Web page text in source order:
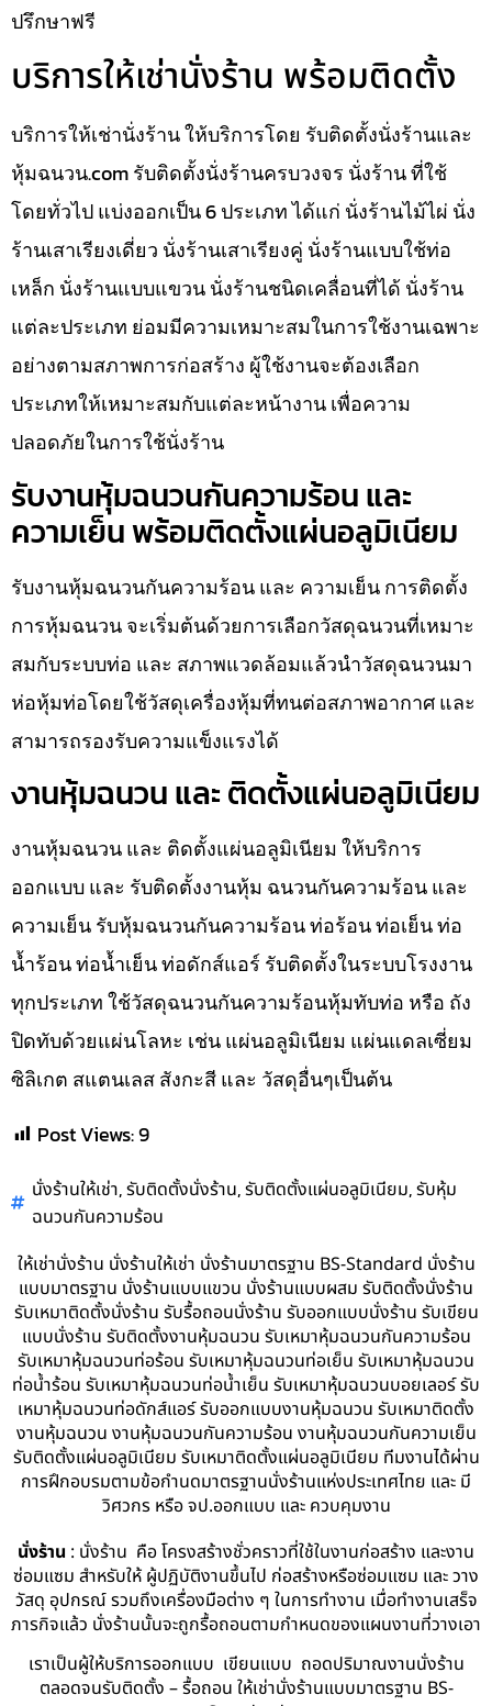
ปรึกษาฟรี
บริการให้เช่านั่งร้าน พร้อมติดตั้ง
บริการให้เช่านั่งร้าน ให้บริการโดย รับติดตั้งนั่งร้านและ
หุ้มฉนวน.com รับติดตั้งนั่งร้านครบวงจร นั่งร้าน ที่ใช้
โดยทั่วไป แบ่งออกเป็น 6 ประเภท ได้แก่ นั่งร้านไม้ไผ่ นั่ง
ร้านเสาเรียงเดี่ยว นั่งร้านเสาเรียงคู่ นั่งร้านแบบใช้ท่อ
เหล็ก นั่งร้านแบบแขวน นั่งร้านชนิดเคลื่อนที่ได้ นั่งร้าน
แต่ละประเภท ย่อมมีความเหมาะสมในการใช้งานเฉพาะ
อย่างตามสภาพการก่อสร้าง ผู้ใช้งานจะต้องเลือก
ประเภทให้เหมาะสมกับแต่ละหน้างาน เพื่อความ
ปลอดภัยในการใช้นั่งร้าน
รับงานหุ้มฉนวนกันความร้อน และ
ความเย็น พร้อมติดตั้งแผ่นอลูมิเนียม
รับงานหุ้มฉนวนกันความร้อน และ ความเย็น การติดตั้ง
การหุ้มฉนวน จะเริ่มต้นด้วยการเลือกวัสดุฉนวนที่เหมาะ
สมกับระบบท่อ และ สภาพแวดล้อมแล้วนำวัสดุฉนวนมา
ห่อหุ้มท่อโดยใช้วัสดุเครื่องหุ้มที่ทนต่อสภาพอากาศ และ
สามารถรองรับความแข็งแรงได้
งานหุ้มฉนวน และ ติดตั้งแผ่นอลูมิเนียม
งานหุ้มฉนวน และ ติดตั้งแผ่นอลูมิเนียม ให้บริการ
ออกแบบ และ รับติดตั้งงานหุ้ม ฉนวนกันความร้อน และ
ความเย็น รับหุ้มฉนวนกันความร้อน ท่อร้อน ท่อเย็น ท่อ
น้ำร้อน ท่อน้ำเย็น ท่อดักส์แอร์ รับติดตั้งในระบบโรงงาน
ทุกประเภท ใช้วัสดุฉนวนกันความร้อนหุ้มทับท่อ หรือ ถัง
ปิดทับด้วยแผ่นโลหะ เช่น แผ่นอลูมิเนียม แผ่นแดลเซี่ยม
ซิลิเกต สแตนเลส สังกะสี และ วัสดุอื่นๆเป็นต้น
Post Views:9
นั่งร้านให้เช่า,รับติดตั้งนั่งร้าน,รับติดตั้งแผ่นอลูมิเนียม,รับหุ้ม
ฉนวนกันความร้อน
ให้เช่านั่งร้าน นั่งร้านให้เช่า นั่งร้านมาตรฐาน BS-Standard นั่งร้าน
แบบมาตรฐาน นั่งร้านแบบแขวน นั่งร้านแบบผสม รับติดตั้งนั่งร้าน
รับเหมาติดตั้งนั่งร้าน รับรื้อถอนนั่งร้าน รับออกแบบนั่งร้าน รับเขียน
แบบนั่งร้าน รับติดตั้งงานหุ้มฉนวน รับเหมาหุ้มฉนวนกันความร้อน
รับเหมาหุ้มฉนวนท่อร้อน รับเหมาหุ้มฉนวนท่อเย็น รับเหมาหุ้มฉนวน
ท่อน้ำร้อน รับเหมาหุ้มฉนวนท่อน้ำเย็น รับเหมาหุ้มฉนวนบอยเลอร์ รับ
เหมาหุ้มฉนวนท่อดักส์แอร์ รับออกแบบงานหุ้มฉนวน รับเหมาติดตั้ง
งานหุ้มฉนวน งานหุ้มฉนวนกันความร้อน งานหุ้มฉนวนกันความเย็น
รับติดตั้งแผ่นอลูมิเนียม รับเหมาติดตั้งแผ่นอลูมิเนียม ทีมงานได้ผ่าน
การฝึกอบรมตามข้อกำนดมาตรฐานนั่งร้านแห่งประเทศไทย และ มี
วิศวกร หรือ จป.ออกแบบ และ ควบคุมงาน
นั่งร้าน : นั่งร้าน คือ โครงสร้างชั่วคราวที่ใช้ในงานก่อสร้าง และงาน
ซ่อมแซม สำหรับให้ ผู้ปฏิบัติงานขึ้นไป ก่อสร้างหรือซ่อมแซม และ วาง
วัสดุ อุปกรณ์ รวมถึงเครื่องมือต่าง ๆ ในการทำงาน เมื่อทำงานเสร็จ
ภารกิจแล้ว นั่งร้านนั้นจะถูกรื้อถอนตามกำหนดของแผนงานที่วางเอา
เราเป็นผู้ให้บริการออกแบบ เขียนแบบ ถอดปริมาณงานนั่งร้าน
ตลอดจนรับติดตั้ง – รื้อถอน ให้เช่านั่งร้านแบบมาตรฐาน BS-